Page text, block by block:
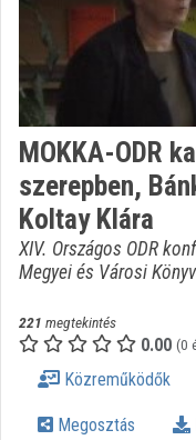
Kategóriák
Lejátszási listák
Közreműködők
Megjelenés:világos
MOKKA-ODR
szerepben,
Koltay Klára
XIV. Országos ODR
Megyei és Városi
221 megtekintés
0.00 (0
Közreműködők
Megosztás